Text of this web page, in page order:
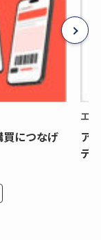
につなげ
エ
ア
デ